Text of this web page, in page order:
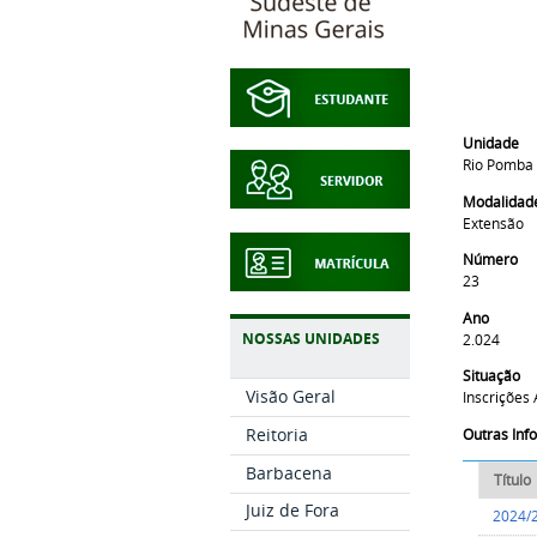
NOSSAS UNIDADES
Visão Geral
Reitoria
Barbacena
Juiz de Fora
Unidade
Rio Pomba
Extensão
Número
23
Ano
2.024
Situação
Inscrições
Outras
Título
2024/